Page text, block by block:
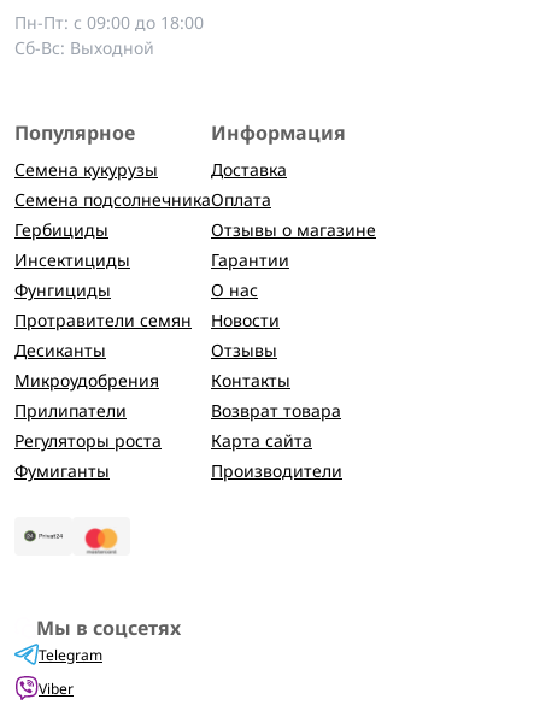
Пн-Пт: с 09:00 до 18:00
Сб-Вс: Выходной
Популярное
Семена кукурузы
Семена подсолнечника
Гербициды
Инсектициды
Фунгициды
Протравители семян
Десиканты
Микроудобрения
Прилипатели
Регуляторы роста
Фумиганты
Информация
Доставка
Оплата
Отзывы о магазине
Гарантии
О нас
Новости
Отзывы
Контакты
Возврат товара
Карта сайта
Производители
Мы в соцсетях
Telegram
Viber